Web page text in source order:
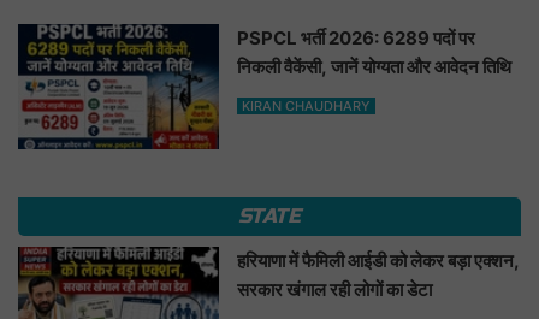
PSPCL भर्ती 2026: 6289 पदों पर
निकली वैकेंसी, जानें योग्यता और आवेदन तिथि
KIRAN CHAUDHARY
STATE
हरियाणा में फैमिली आईडी को लेकर बड़ा एक्शन,
सरकार खंगाल रही लोगों का डेटा